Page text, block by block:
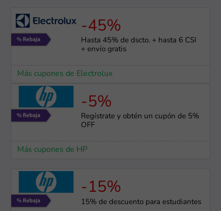
-45%
Hasta 45% de dscto. + hasta 6 CSI
+ envío gratis
Más cupones de Electrolux
-5%
Regístrate y obtén un cupón de 5%
OFF
Más cupones de HP
-15%
15% de descuento para estudiantes